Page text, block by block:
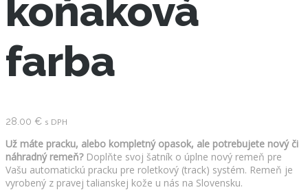
koňaková
farba
28.00 € s DPH
Už máte pracku, alebo kompletný opasok, ale potrebujete nový či
náhradný remeň?Doplňte svoj šatník o úplne nový remeň pre
Vašu automatickú pracku pre roletkový (track) systém. Remeň je
vyrobený z pravej talianskej kože u nás na Slovensku.